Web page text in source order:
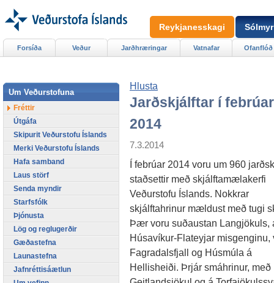
Hlusta
Jarðskjálftar í febrúar
2014
7.3.2014
Í febrúar 2014 voru um 960
staðsettir með skjálftamælakerfi
Veðurstofu Íslands. Nokkrar
skjálftahrinur mældust með tugi
Þær voru suðaustan Langjökuls,
Húsavíkur-Flateyjar misgenginu,
Fagradalsfjall og Húsmúla á
Hellisheiði. Þrjár smáhrinur,
Forsíða Veður Jarðhræringar Vatnafar Ofanflóð
Um Veðurstofuna
Fréttir
Útgáfa
Skipurit Veðurstofu Íslands
Merki Veðurstofu Íslands
Hafa samband
Laus störf
Senda myndir
Starfsfólk
Þjónusta
Lög og reglugerðir
Gæðastefna
Launastefna
Jafnréttisáætlun
Reykjanesskagi